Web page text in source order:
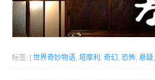
标签: [ 世界奇妙物语, 塔摩利 , 奇幻, 恐怖, 悬疑,